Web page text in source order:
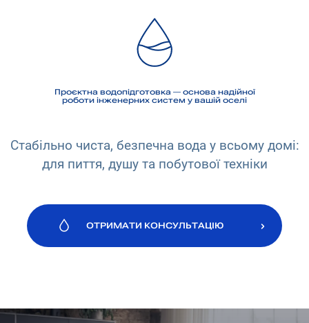
Проєктна водопідготовка — основа надійної
роботи інженерних систем у вашій оселі
Стабільно чиста, безпечна вода у всьому домі:
для пиття, душу та побутової техніки
ОТРИМАТИ КОНСУЛЬТАЦІЮ